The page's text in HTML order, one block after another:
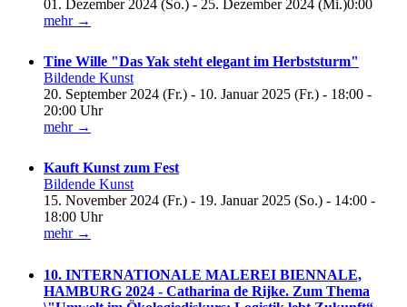
01. Dezember 2024 (So.) - 25. Dezember 2024 (Mi.)0:00
mehr →
Tine Wille "Das Yak steht elegant im Herbststurm"
Bildende Kunst
20. September 2024 (Fr.) - 10. Januar 2025 (Fr.) - 18:00 -
20:00 Uhr
mehr →
Kauft Kunst zum Fest
Bildende Kunst
15. November 2024 (Fr.) - 19. Januar 2025 (So.) - 14:00 -
18:00 Uhr
mehr →
10. INTERNATIONALE MALEREI BIENNALE,
HAMBURG 2024 - Catharina de Rijke. Zum Thema